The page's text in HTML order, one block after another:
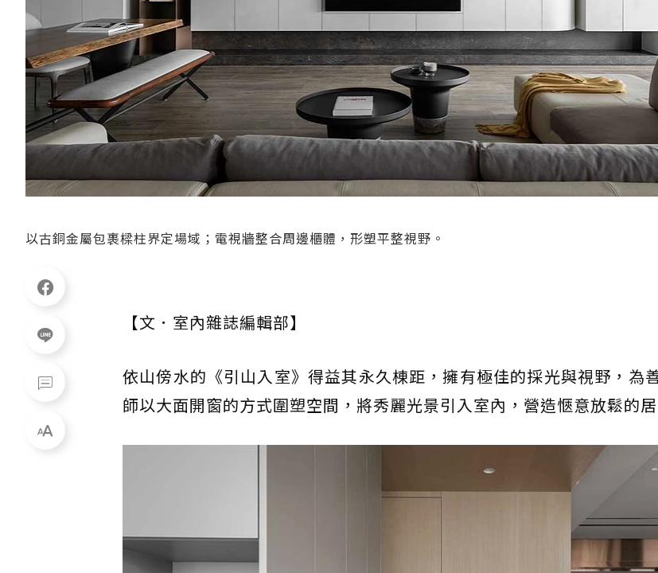
以古銅金屬包裹樑柱界定場域；電視牆整合周邊櫃體，形塑平整視野。
【文．室內雜誌編輯部】
依山傍水的《引山入室》得益其永久棟距，擁有極佳的採光與視野，為
師以大面開窗的方式圍塑空間，將秀麗光景引入室內，營造愜意放鬆的居